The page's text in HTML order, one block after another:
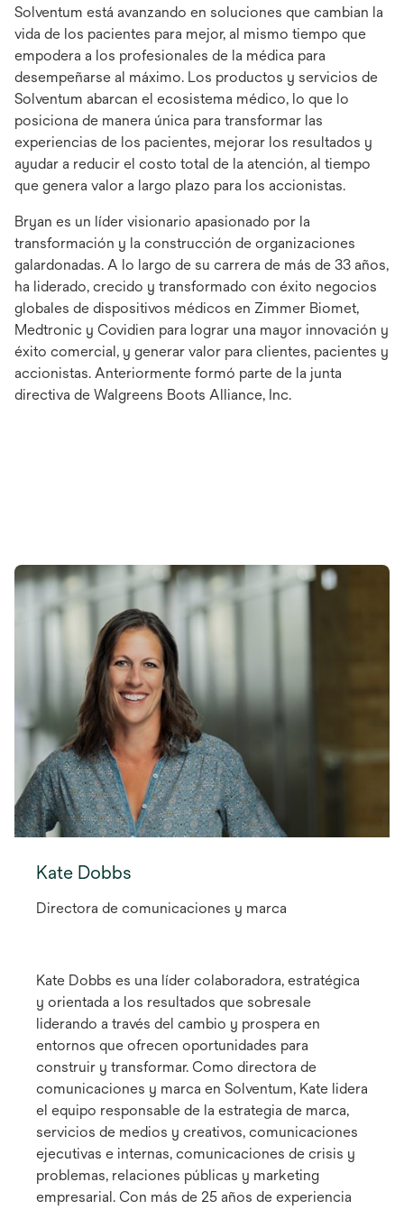
Solventum está avanzando en soluciones que cambian la
vida de los pacientes para mejor, al mismo tiempo que
empodera a los profesionales de la médica para
desempeñarse al máximo. Los productos y servicios de
Solventum abarcan el ecosistema médico, lo que lo
posiciona de manera única para transformar las
experiencias de los pacientes, mejorar los resultados y
ayudar a reducir el costo total de la atención, al tiempo
que genera valor a largo plazo para los accionistas.
Bryan es un líder visionario apasionado por la
transformación y la construcción de organizaciones
galardonadas. A lo largo de su carrera de más de 33 años,
ha liderado, crecido y transformado con éxito negocios
globales de dispositivos médicos en Zimmer Biomet,
Medtronic y Covidien para lograr una mayor innovación y
éxito comercial, y generar valor para clientes, pacientes y
accionistas. Anteriormente formó parte de la junta
directiva de Walgreens Boots Alliance, Inc.
Kate Dobbs
Directora de comunicaciones y marca
Kate Dobbs es una líder colaboradora, estratégica
y orientada a los resultados que sobresale
liderando a través del cambio y prospera en
entornos que ofrecen oportunidades para
construir y transformar. Como directora de
comunicaciones y marca en Solventum, Kate lidera
el equipo responsable de la estrategia de marca,
servicios de medios y creativos, comunicaciones
ejecutivas e internas, comunicaciones de crisis y
problemas, relaciones públicas y marketing
empresarial. Con más de 25 años de experiencia